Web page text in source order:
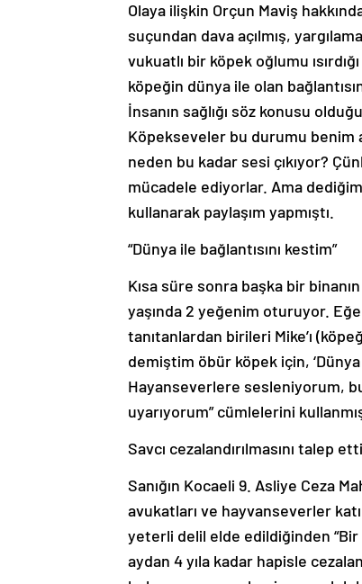
Olaya ilişkin Orçun Maviş
suçundan dava açılmış,
vukuatlı bir köpek oğlumu
köpeğin dünya ile olan
İnsanın sağlığı söz konusu
Köpekseveler bu durumu
neden bu kadar sesi çıkıyor?
mücadele ediyorlar. Ama
kullanarak paylaşım yapmıştı.
“Dünya ile bağlantısını kestim”
Kısa süre sonra başka bir
yaşında 2 yeğenim oturuyor.
tanıtanlardan birileri Mike’ı
demiştim öbür köpek için, ‘Dünya
Hayanseverlere sesleniyorum,
uyarıyorum” cümlelerini
Savcı cezalandırılmasını talep etti
Sanığın Kocaeli 9. Asliye Ceza
avukatları ve hayvanseverler
yeterli delil elde edildiğinden “Bir
aydan 4 yıla kadar hapisle